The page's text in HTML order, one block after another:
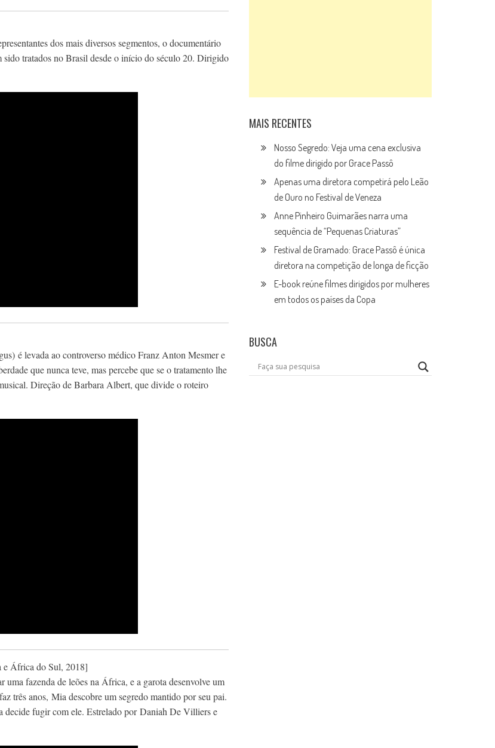
dos mais diversos segmentos, o documentário
sido tratados no Brasil desde o início do século 20. Dirigido
é levada ao controverso médico Franz Anton Mesmer e
que nunca teve, mas percebe que se o tratamento lhe
Direção de Barbara Albert, que divide o roteiro
e África do Sul, 2018]
fazenda de leões na África, e a garota desenvolve um
três anos, Mia descobre um segredo mantido por seu pai.
decide fugir com ele. Estrelado por Daniah De Villiers e
MAIS RECENTES
Nosso Segredo: Veja uma cena exclusiva
do filme dirigido por Grace Passô
Apenas uma diretora competirá pelo Leão
de Ouro no Festival de Veneza
Anne Pinheiro Guimarães narra uma
sequência de “Pequenas Criaturas”
Festival de Gramado: Grace Passô é única
diretora na competição de longa de ficção
E-book reúne filmes dirigidos por mulheres
em todos os países da Copa
BUSCA